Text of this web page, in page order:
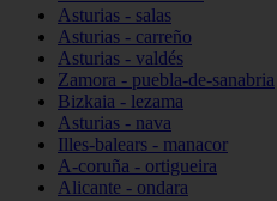
Asturias - salas
Asturias - carreño
Asturias - valdés
Zamora - puebla-de-sanabria
Bizkaia - lezama
Asturias - nava
Illes-balears - manacor
A-coruña - ortigueira
Alicante - ondara